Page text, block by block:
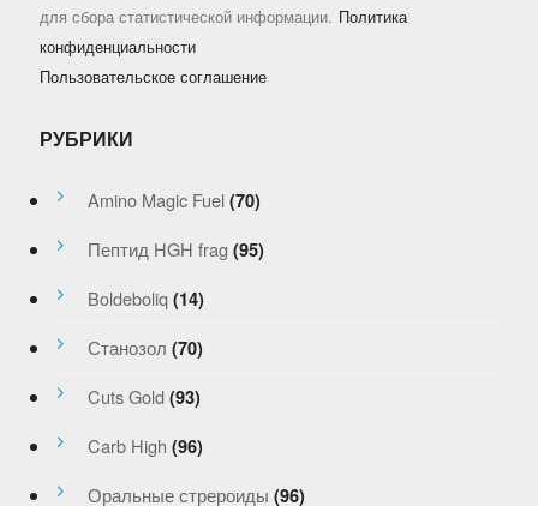
для сбора статистической информации. Политика
конфиденциальности
Пользовательское соглашение
РУБРИКИ
Amino Magic Fuel (70)
Пептид HGH frag (95)
Boldeboliq (14)
Станозол (70)
Cuts Gold (93)
Carb High (96)
Оральные стрероиды (96)